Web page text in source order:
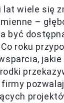
wiele się
–
być
roku